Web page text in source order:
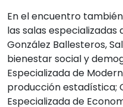
En el encuentro
las salas especializadas
González Ballesteros,
bienestar social y
Especializada de
producción estadística;
Especializada de